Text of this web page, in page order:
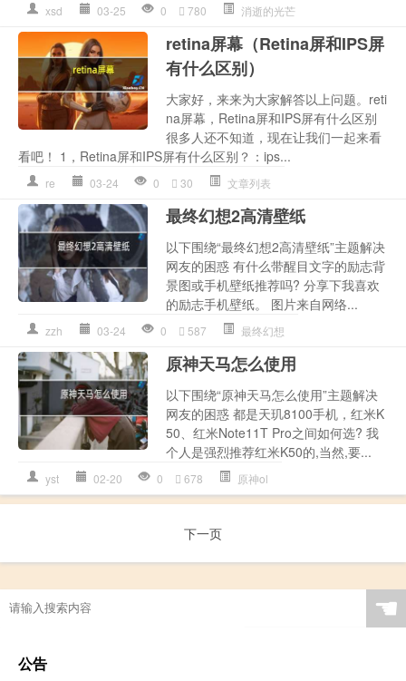
xsd 03-25 0 780 消逝的光芒
retina屏幕（Retina屏和IPS屏
有什么区别）
大家好，来来为大家解答以上问题。reti
na屏幕，Retina屏和IPS屏有什么区别
很多人还不知道，现在让我们一起来看
看吧！ 1，Retina屏和IPS屏有什么区别？：ips...
re 03-24 0 30 文章列表
最终幻想2高清壁纸
以下围绕“最终幻想2高清壁纸”主题解决
网友的困惑 有什么带醒目文字的励志背
景图或手机壁纸推荐吗? 分享下我喜欢
的励志手机壁纸。 图片来自网络...
zzh 03-24 0 587 最终幻想
原神天马怎么使用
以下围绕“原神天马怎么使用”主题解决
网友的困惑 都是天玑8100手机，红米K
50、红米Note11T Pro之间如何选? 我
个人是强烈推荐红米K50的,当然,要...
yst 02-20 0 678 原神ol
下一页
☚
公告